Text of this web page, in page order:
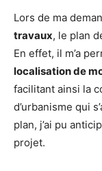
Lors de ma
travaux, le plan
En effet, il m’a
localisation de
facilitant ainsi la
d’urbanisme qui
plan, j’ai pu
projet.